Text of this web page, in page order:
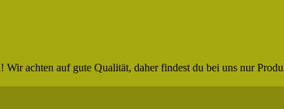
achten auf gute Qualität, daher findest du bei uns nur